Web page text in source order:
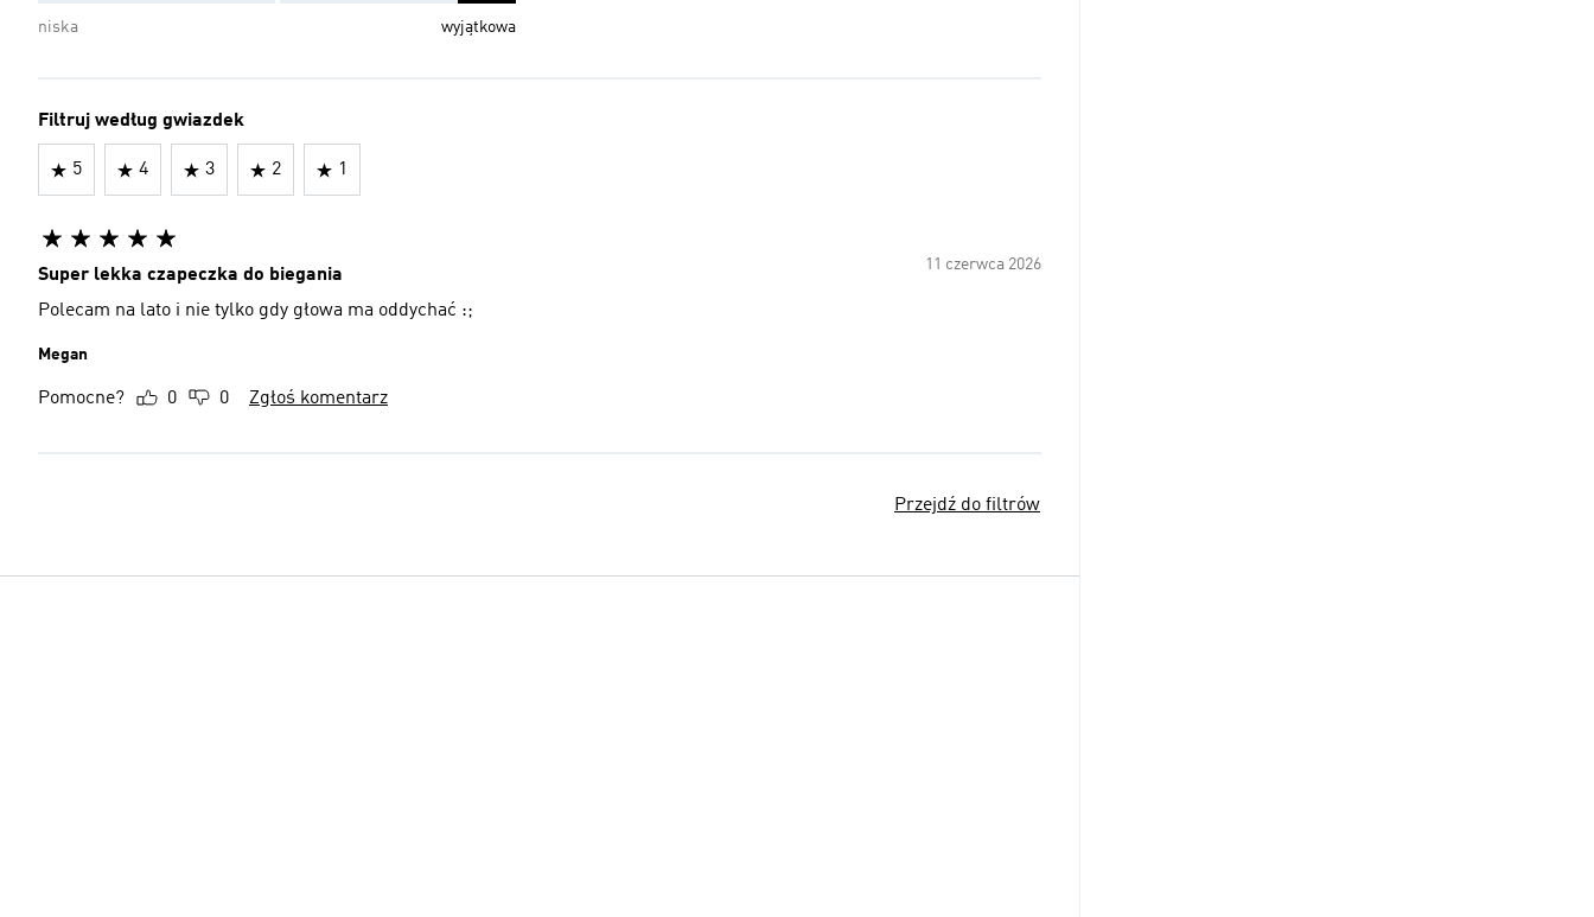
niska wyjątkowa
Filtruj według gwiazdek
5 4 3 2 1
11 czerwca 2026
Super lekka czapeczka do biegania
Polecam na lato i nie tylko gdy głowa ma oddychać :;
Megan
Pomocne? 0 0 Zgłoś komentarz
Przejdź do filtrów